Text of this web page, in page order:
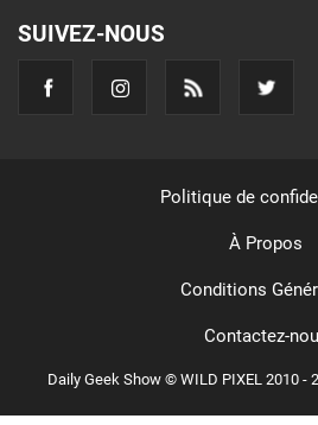
SUIVEZ-NOUS
Daily Geek Show © WILD PIXEL 2010 -
Politique de
À Propos
Conditions
Contactez-